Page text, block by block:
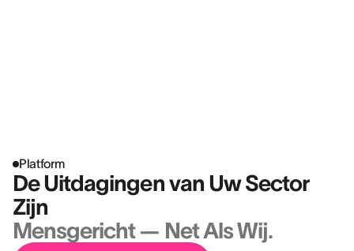
Platform
De Uitdagingen van Uw Sector
Zijn
Mensgericht — Net Als Wij.